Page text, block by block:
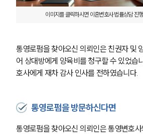
이미지를 클릭하시면 이혼변호사 법률상담 진
통영로펌을 찾아오신 의뢰인은 친권자 및
어 상대방에게 양육비를 청구할 수 있었습
호사에게 재차 감사 인사를 전하였습니다.
통영로펌을 방문하신다면
통영로펌을 찾아오신 의뢰인은 통영변호